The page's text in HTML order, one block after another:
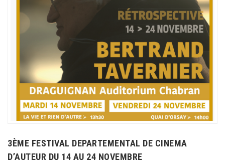
3ÈME FESTIVAL DEPARTEMENTAL DE CINEMA
D’AUTEUR DU 14 AU 24 NOVEMBRE